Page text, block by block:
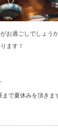
お過ごしでしょう
ます！
まで夏休みを頂きま